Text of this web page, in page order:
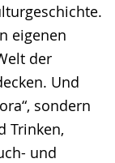
eigenen
der
Und
sondern
Trinken,
und